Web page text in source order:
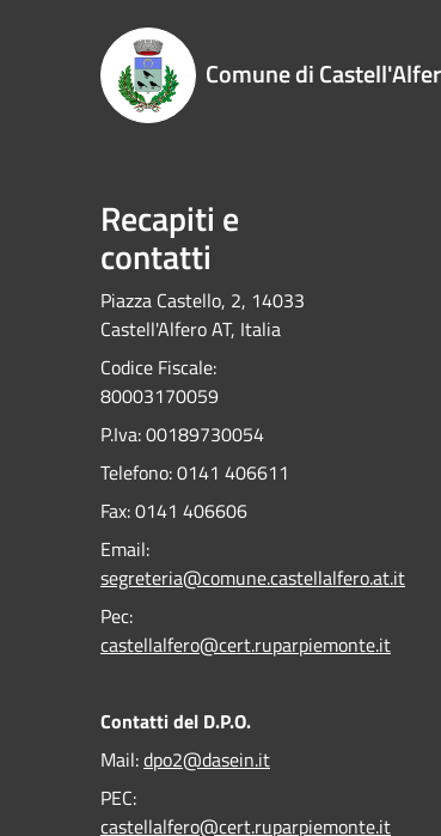
Comune di
Recapiti e
contatti
Piazza Castello, 2, 14033
Castell'Alfero AT, Italia
Codice Fiscale:
80003170059
P.Iva: 00189730054
Telefono:0141 406611
Fax:0141 406606
Email:
segreteria@comune.castellalfero.at.it
Pec:
castellalfero@cert.ruparpiemonte.it
Contatti del D.P.O.
Mail:dpo2@dasein.it
PEC:
castellalfero@cert.ruparpiemonte.it